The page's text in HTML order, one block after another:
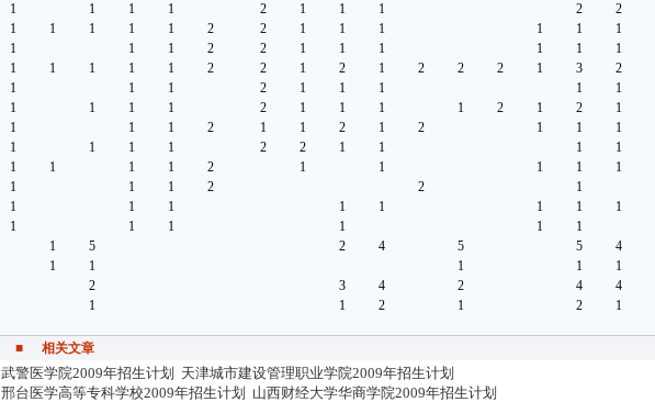
1 1 1 1 2 1 1 1 2 2
1 1 1 1 1 2 2 1 1 1 1 1 1
1 1 1 2 2 1 1 1 1 1 1
1 1 1 1 1 2 2 1 2 1 2 2 2 1 3 2
1 1 1 2 1 1 1 1 1
1 1 1 1 2 1 1 1 1 2 1 2 1
1 1 1 2 1 1 2 1 2 1 1 1
1 1 1 1 2 2 1 1 1 1
1 1 1 1 2 1 1 1 1 1
1 1 1 2 2 1
1 1 1 1 1 1 1 1
1 1 1 1 1 1
1 5 2 4 5 5 4
1 1 1 1 1
2 3 4 2 4 4
1 1 2 1 2 1
■ 相关文章
武警医学院2009年招生计划
天津城市建设管理职业学院2009年招生计划
邢台医学高等专科学校2009年招生计划
山西财经大学华商学院2009年招生计划